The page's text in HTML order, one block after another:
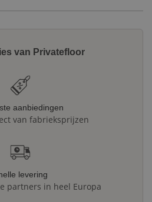
van Privatefloor
aanbiedingen
van fabrieksprijzen
levering
partners in heel Europa